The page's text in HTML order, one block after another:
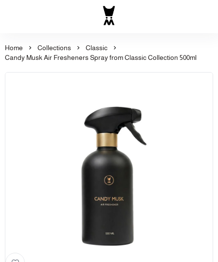
Al Majed for Oud: Finest
Home Collections
Classic
Candy Musk Air Fresheners Spray from Classic Collection 500ml